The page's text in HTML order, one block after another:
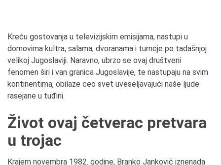
Kreću gostovanja u televizijskim emisijama, nastupi u
domovima kultra, salama, dvoranama i turneje po tadašnjoj
velikoj Jugoslaviji. Naravno, ubrzo se ovaj društveni
fenomen širi i van granica Jugoslavije, te nastupaju na svim
kontinentima, obilaze ceo svet uveseljavajući naše ljude
rasejane u tuđini.
Život ovaj četverac pretvara
u trojac
Krajem novembra 1982. godine, Branko Janković iznenada